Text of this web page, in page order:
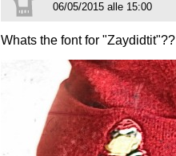
06/05/2015 alle 15:00
Whats the font for "Zaydidtit"??